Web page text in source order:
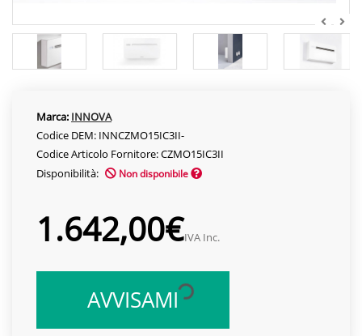
Marca: INNOVA
Codice DEM: INNCZMO15IC3II-
Codice Articolo Fornitore: CZMO15IC3II
Disponibilità:
Non disponibile
1.642,00€IVA Inc.
AVVISAMI